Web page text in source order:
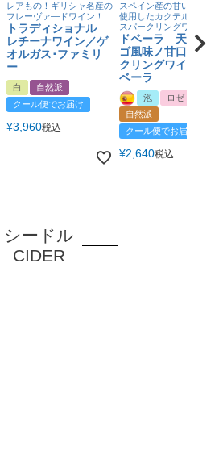
レアもの！ギリシャ名産の
フレーヴァ―ドワイン！
トラディショナル
レチーナワイン／ゲ
オルガス･ファミリ
ー
白
自然派
クール便でお届け
¥3,960税込
スペイン産の甘いいちご
使用したカクテルのよう
スパークリングワイン
ドベーラ 天然イ
ゴ風味ノ甘口スパ
クリングワイン／
ベーラ
泡
ロゼ
自然派
クール便でお届け
¥2,640税込
シードル
CIDER